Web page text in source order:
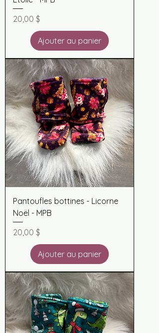
Prix
20,00 $
Ajouter au panier
Pantoufles bottines - Licorne
Noël - MPB
Prix
20,00 $
Ajouter au panier